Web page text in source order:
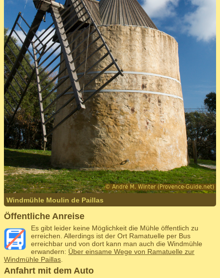
Windmühle Moulin de Paillas
Öffentliche Anreise
Es gibt leider keine Möglichkeit die Mühle öffentlich zu
erreichen. Allerdings ist der Ort Ramatuelle per Bus
erreichbar und von dort kann man auch die Windmühle
erwandern: Über einsame Wege von Ramatuelle zur
Windmühle Paillas
Anfahrt mit dem Auto